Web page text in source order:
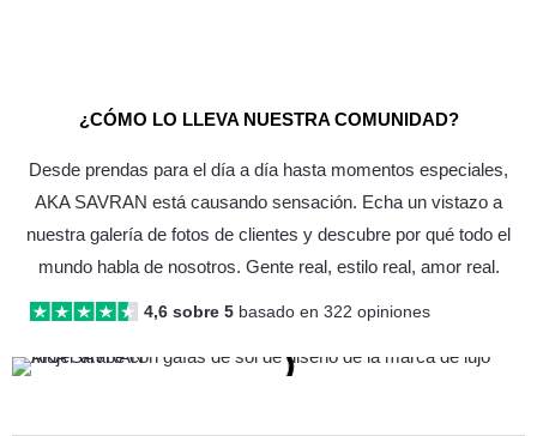
¿CÓMO LO LLEVA NUESTRA COMUNIDAD?
Desde prendas para el día a día hasta momentos especiales,
AKA SAVRAN está causando sensación. Echa un vistazo a
nuestra galería de fotos de clientes y descubre por qué todo el
mundo habla de nosotros. Gente real, estilo real, amor real.
4,6 sobre 5 basado en 322 opiniones